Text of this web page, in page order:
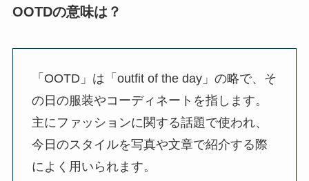
OOTDの意味は？
「OOTD」は「outfit of the day」の略で、そ
の日の服装やコーディネートを指します。
主にファッションに関する話題で使われ、
今日のスタイルを写真や文章で紹介する際
によく用いられます。